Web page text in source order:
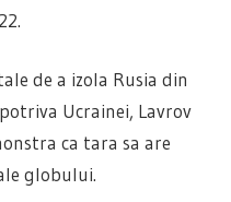
de a izola Rusia din
Ucrainei, Lavrov
ca tara sa are
globului.